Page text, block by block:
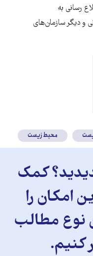
رسانی به
و دیگر سازمان‌های
محیط زیست
کمک
امکان را
نوع مطالب
کنیم.